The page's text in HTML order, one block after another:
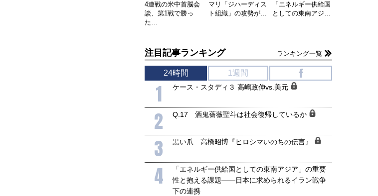
4連戦の米中首脳会
談、第1戦で勝っ
た…
マリ「ジハーディス
ト組織」の攻勢が…
「エネルギー供給国
としての東南アジ…
注目記事ランキング ランキング一覧
24時間 1週間
1 ケース・スタディ３ 高嶋政伸vs.美元
2 Q.17 酒鬼薔薇聖斗は社会復帰しているか
3 黒い爪 高橋昭博『ヒロシマいのちの伝言』
4
「エネルギー供給国としての東南アジア」の重要
性と抱える課題――日本に求められるイラン戦争
下の連携